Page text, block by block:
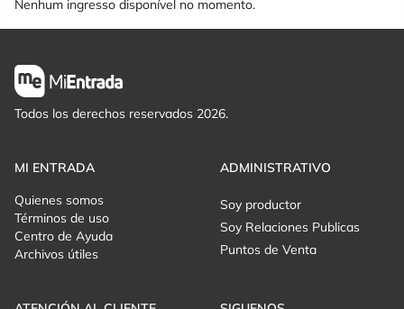
Nenhum ingresso disponível no momento.
Todos los derechos reservados 2026.
MI ENTRADA
Quienes somos
Términos de uso
Centro de Ayuda
Archivos útiles
ADMINISTRATIVO
Soy productor
Soy Relaciones Publicas
Puntos de Venta